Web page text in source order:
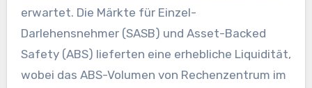
erwartet. Die Märkte für Einzel-
Darlehensnehmer (SASB) und Asset-Backed
Safety (ABS) lieferten eine erhebliche Liquidität,
wobei das ABS-Volumen von Rechenzentrum im